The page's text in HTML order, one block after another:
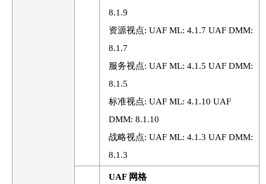
8.1.9
资源视点: UAF ML: 4.1.7 UAF DMM:
8.1.7
服务视点: UAF ML: 4.1.5 UAF DMM:
8.1.5
标准视点: UAF ML: 4.1.10 UAF
DMM: 8.1.10
战略视点: UAF ML: 4.1.3 UAF DMM:
8.1.3
UAF 网格